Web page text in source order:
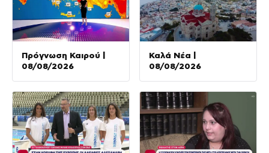
Πρόγνωση Καιρού |
08/08/2026
Καλά Νέα |
08/08/2026